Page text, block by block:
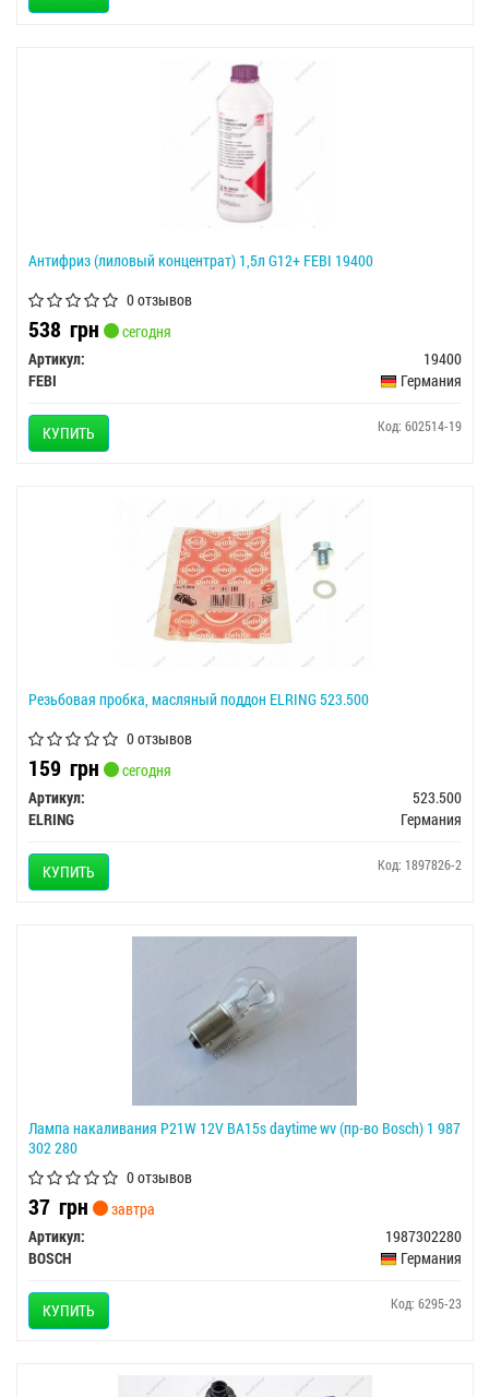
Антифриз (лиловый концентрат) 1,5л G12+ FEBI 19400
0 отзывов
538 грн
сегодня
Артикул:
19400
FEBI
Германия
КУПИТЬ Код: 602514-19
Резьбовая пробка, масляный поддон ELRING 523.500
0 отзывов
159 грн
сегодня
Артикул:
523.500
ELRING
Германия
КУПИТЬ Код: 1897826-2
Лампа накаливания P21W 12V BA15s daytime wv (пр-во Bosch) 1 987
302 280
0 отзывов
37 грн
завтра
Артикул:
1987302280
BOSCH
Германия
КУПИТЬ Код: 6295-23